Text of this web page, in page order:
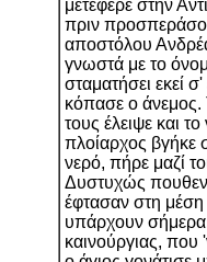
μετέφερε στην
πριν
αποστόλου
γνωστά με το
σταματήσει εκεί σ'
κόπασε ο άνεμος.
τους έλειψε και
πλοίαρχος βγήκε
νερό, πήρε μαζί
Δυστυχώς
έφτασαν στη
υπάρχουν
καινούργιας, που